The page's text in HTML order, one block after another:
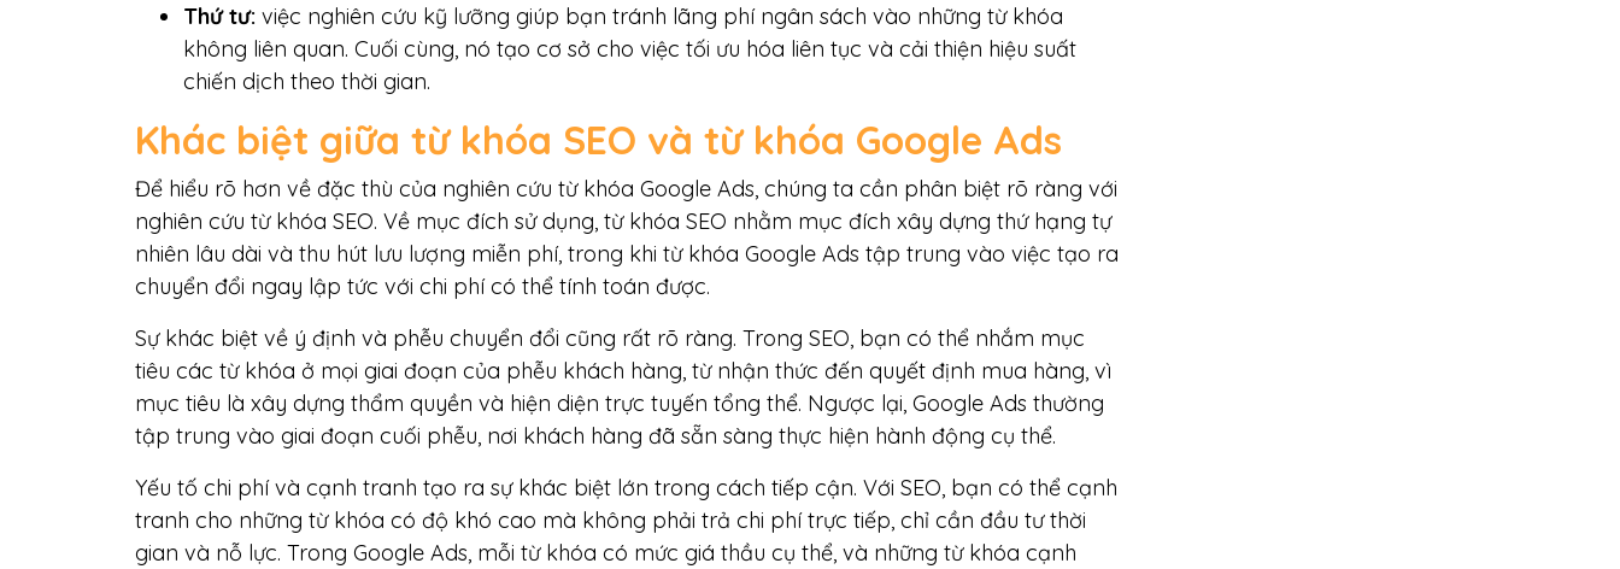
Thứ tư: việc nghiên cứu kỹ lưỡng giúp bạn tránh lãng phí ngân sách vào những từ khóa
không liên quan. Cuối cùng, nó tạo cơ sở cho việc tối ưu hóa liên tục và cải thiện hiệu suất
chiến dịch theo thời gian.
Khác biệt giữa từ khóa SEO và từ khóa Google Ads
Để hiểu rõ hơn về đặc thù của nghiên cứu từ khóa Google Ads, chúng ta cần phân biệt rõ ràng với
nghiên cứu từ khóa SEO. Về mục đích sử dụng, từ khóa SEO nhằm mục đích xây dựng thứ hạng tự
nhiên lâu dài và thu hút lưu lượng miễn phí, trong khi từ khóa Google Ads tập trung vào việc tạo ra
chuyển đổi ngay lập tức với chi phí có thể tính toán được.
Sự khác biệt về ý định và phễu chuyển đổi cũng rất rõ ràng. Trong SEO, bạn có thể nhắm mục
tiêu các từ khóa ở mọi giai đoạn của phễu khách hàng, từ nhận thức đến quyết định mua hàng, vì
mục tiêu là xây dựng thẩm quyền và hiện diện trực tuyến tổng thể. Ngược lại, Google Ads thường
tập trung vào giai đoạn cuối phễu, nơi khách hàng đã sẵn sàng thực hiện hành động cụ thể.
Yếu tố chi phí và cạnh tranh tạo ra sự khác biệt lớn trong cách tiếp cận. Với SEO, bạn có thể cạnh
tranh cho những từ khóa có độ khó cao mà không phải trả chi phí trực tiếp, chỉ cần đầu tư thời
gian và nỗ lực. Trong Google Ads, mỗi từ khóa có mức giá thầu cụ thể, và những từ khóa cạnh